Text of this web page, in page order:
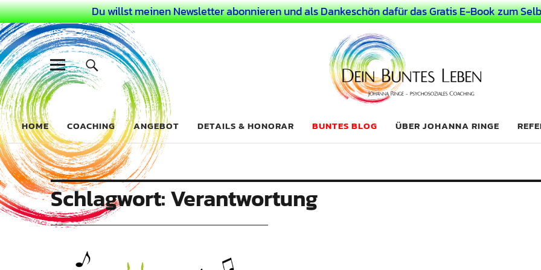
Du willst meinen Newsletter abonnieren und als Dankeschön dafür das Gratis E-Book zum
Dein Buntes Leben
COACHING FÜR DEIN BUNTES LEBEN ALS AUSSERGEWÖHNLICHER MENSCH
HOME COACHING ANGEBOT DETAILS & HONORAR BUNTES BLOG ÜBER JOHANNA RINGE
Schlagwort:Verantwortung